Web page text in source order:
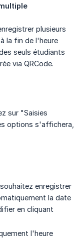
plusieurs
la fin de l'heure
seuls étudiants
via QRCode.
sur "Saisies
options s'affichera,
enregistrer
la date
en cliquant
l'heure